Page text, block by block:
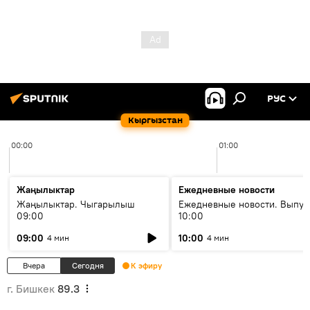
Кыргызстан
РУС
00:00 01:00
Жаңылыктар
Жаңылыктар. Чыгарылыш
09:00
09:00 4 мин
Ежедневные новости
Ежедневные новости.
10:00
10:00 4 мин
Вчера Сегодня К эфиру
г. Бишкек 89.3